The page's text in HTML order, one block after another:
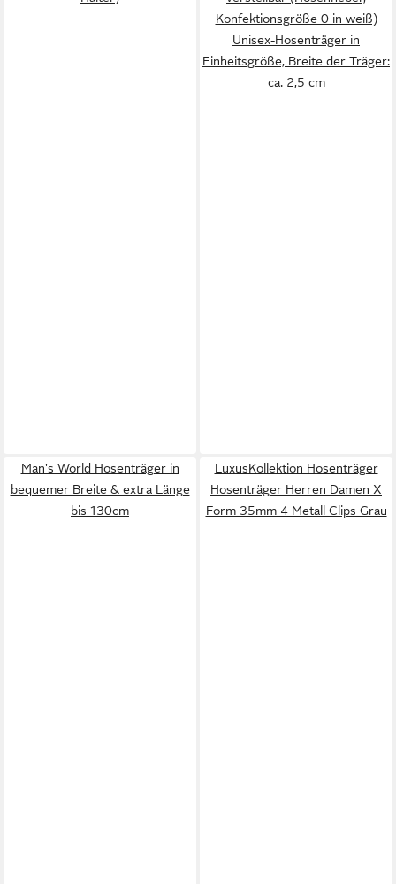
Konfektionsgröße 0 in weiß)
Unisex-Hosenträger in
Einheitsgröße, Breite der Träger:
ca. 2,5 cm
Man's World Hosenträger in
bequemer Breite & extra Länge
bis 130cm
LuxusKollektion Hosenträger
Hosenträger Herren Damen X
Form 35mm 4 Metall Clips Grau